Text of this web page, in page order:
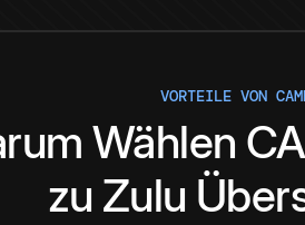
VORTEILE VON
Wählen
zu Zulu